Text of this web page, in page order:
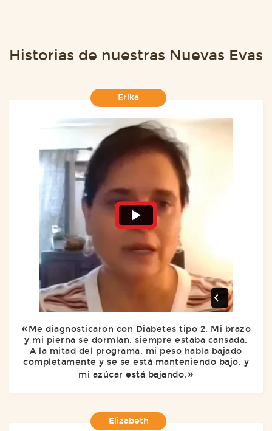
Historias de nuestras Nuevas Evas
Erika
Me diagnosticaron con Diabetes tipo 2. Mi brazo
y mi pierna se dormían, siempre estaba cansada.
A la mitad del programa, mi peso había bajado
completamente y se se está manteniendo bajo, y
mi azúcar está bajando.
Elizabeth